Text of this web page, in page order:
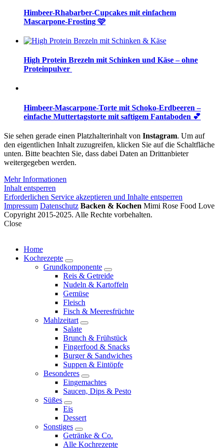
Himbeer-Rhabarber-Cupcakes mit einfachem
Mascarpone-Frosting 🩷
High Protein Brezeln mit Schinken und Käse – ohne
Proteinpulver
Himbeer-Mascarpone-Torte mit Schoko-Erdbeeren –
einfache Muttertagstorte mit saftigem Fantaboden 💕
Sie sehen gerade einen Platzhalterinhalt von Instagram. Um auf
den eigentlichen Inhalt zuzugreifen, klicken Sie auf die Schaltfläche
unten. Bitte beachten Sie, dass dabei Daten an Drittanbieter
weitergegeben werden.
Mehr Informationen
Inhalt entsperren
Erforderlichen Service akzeptieren und Inhalte entsperren
Impressum Datenschutz Backen & Kochen Mimi Rose Food Love
Copyright 2015-2025. Alle Rechte vorbehalten.
Close
Home
Kochrezepte
expand
child
menu
Grundkomponente
expand
child
menu
Reis & Getreide
Nudeln & Kartoffeln
Gemüse
Fleisch
Fisch & Meeresfrüchte
Mahlzeitart
expand
menu
Salate
Brunch & Frühstück
Fingerfood & Snacks
Burger & Sandwiches
Suppen & Eintöpfe
Besonderes
expand
child
menu
Eingemachtes
Saucen, Dips & Pesto
Süßes
expand
child
menu
Eis
Dessert
Sonstiges
expand
child
Getränke & Co.
Alle Kochrezepte